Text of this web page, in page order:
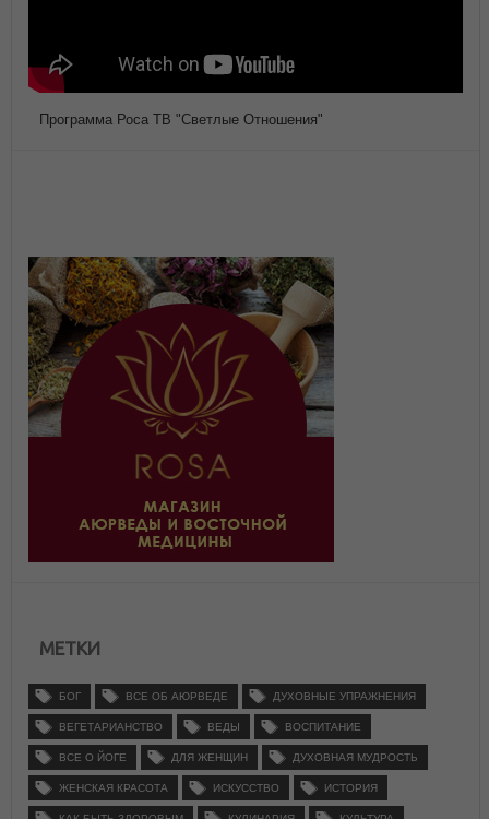
Программа Роса ТВ "Светлые Отношения"
МЕТКИ
БОГ ВСЕ ОБ АЮРВЕДЕ ДУХОВНЫЕ УПРАЖНЕНИЯ
ВЕГЕТАРИАНСТВО ВЕДЫ ВОСПИТАНИЕ
ВСЕ О ЙОГЕ ДЛЯ ЖЕНЩИН ДУХОВНАЯ МУДРОСТЬ
ЖЕНСКАЯ КРАСОТА ИСКУССТВО ИСТОРИЯ